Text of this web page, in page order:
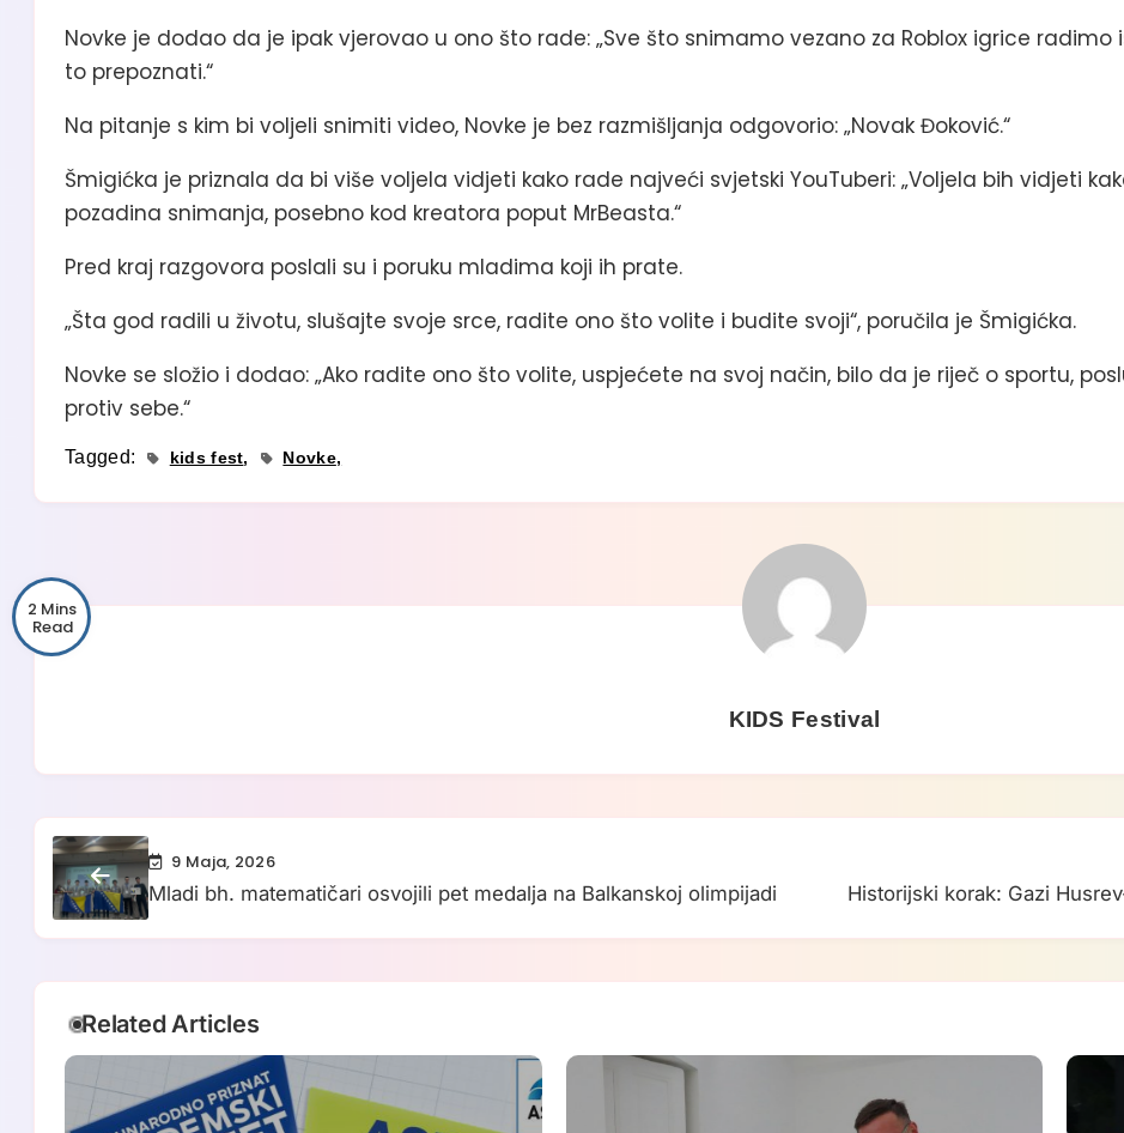
Novke je dodao da je ipak vjerovao u ono što rade: „Sve što snimamo vezano za Roblox igrice radimo
to prepoznati.“
Na pitanje s kim bi voljeli snimiti video, Novke je bez razmišljanja odgovorio: „Novak Đoković.“
Šmigićka je priznala da bi više voljela vidjeti kako rade najveći svjetski YouTuberi: „Voljela bih vidjeti
pozadina snimanja, posebno kod kreatora poput MrBeasta.“
Pred kraj razgovora poslali su i poruku mladima koji ih prate.
„Šta god radili u životu, slušajte svoje srce, radite ono što volite i budite svoji“, poručila je Šmigićka.
Novke se složio i dodao: „Ako radite ono što volite, uspjećete na svoj način, bilo da je riječ o sportu,
protiv sebe.“
Tagged: kids fest Novke
KIDS Festival
9 Maja, 2026
Mladi bh. matematičari osvojili pet medalja na Balkanskoj olimpijadi
Historijski korak: Gazi
Related Articles
2 Mins